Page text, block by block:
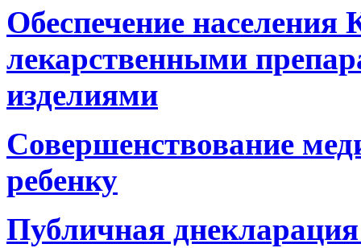
Обеспечение населения
лекарственными
изделиями
Совершенствование
ребенку
Публичная